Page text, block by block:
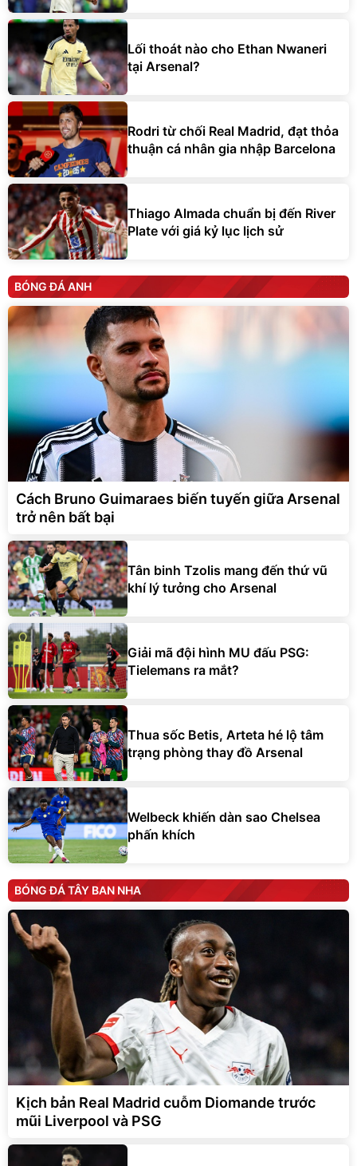
Lối thoát nào cho Ethan Nwaneri
tại Arsenal?
Rodri từ chối Real Madrid, đạt thỏa
thuận cá nhân gia nhập Barcelona
Thiago Almada chuẩn bị đến River
Plate với giá kỷ lục lịch sử
BÓNG ĐÁ ANH
Cách Bruno Guimaraes biến tuyến giữa Arsenal
trở nên bất bại
Tân binh Tzolis mang đến thứ vũ
khí lý tưởng cho Arsenal
Giải mã đội hình MU đấu PSG:
Tielemans ra mắt?
Thua sốc Betis, Arteta hé lộ tâm
trạng phòng thay đồ Arsenal
Welbeck khiến dàn sao Chelsea
phấn khích
BÓNG ĐÁ TÂY BAN NHA
Kịch bản Real Madrid cuỗm Diomande trước
mũi Liverpool và PSG